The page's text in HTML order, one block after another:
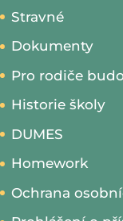
Stravné
Dokumenty
Pro rodiče
Historie školy
DUMES
Homework
Ochrana